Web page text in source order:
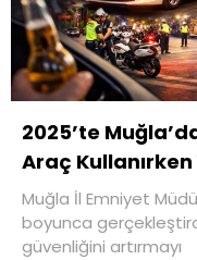
2025’te
Araç
Muğla İl Emniyet
boyunca
güvenliğini artırmayı